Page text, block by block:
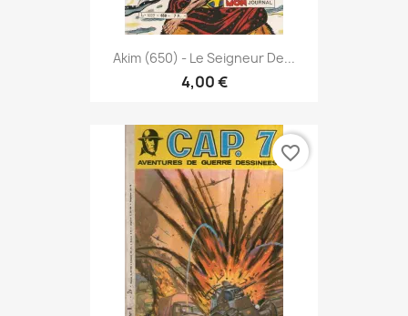
Akim (650) - Le Seigneur De...
4,00 €
favorite_border